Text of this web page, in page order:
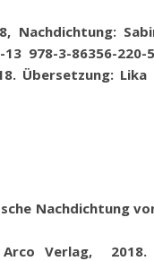
Nachdichtung:
13 978-3-86356-220-5
Übersetzung: Lika
Nachdichtung
Arco Verlag, 2018.